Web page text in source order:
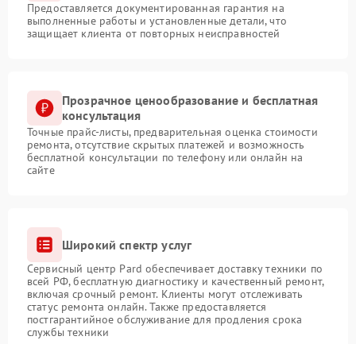
Предоставляется документированная гарантия на
выполненные работы и установленные детали, что
защищает клиента от повторных неисправностей
Прозрачное ценообразование и бесплатная
консультация
Точные прайс-листы, предварительная оценка стоимости
ремонта, отсутствие скрытых платежей и возможность
бесплатной консультации по телефону или онлайн на
сайте
Широкий спектр услуг
Сервисный центр Pard обеспечивает доставку техники по
всей РФ, бесплатную диагностику и качественный ремонт,
включая срочный ремонт. Клиенты могут отслеживать
статус ремонта онлайн. Также предоставляется
постгарантийное обслуживание для продления срока
службы техники